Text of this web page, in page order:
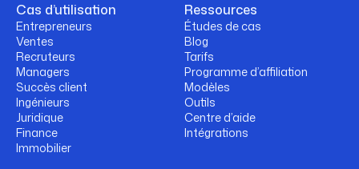
Cas d’utilisation
Entrepreneurs
Ventes
Recruteurs
Managers
Succès client
Ingénieurs
Juridique
Finance
Immobilier
Ressources
Études de cas
Blog
Tarifs
Programme d’affiliation
Modèles
Outils
Centre d’aide
Intégrations